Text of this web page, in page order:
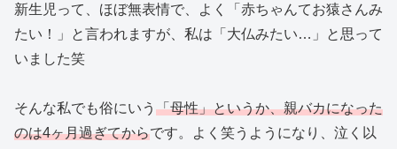
新生児って、ほぼ無表情で、よく「赤ちゃんてお猿さんみ
たい！」と言われますが、私は「大仏みたい…」と思って
いました笑
そんな私でも俗にいう 「母性」というか、親バカになった
のは4ヶ月過ぎてからです。よく笑うようになり、泣く以